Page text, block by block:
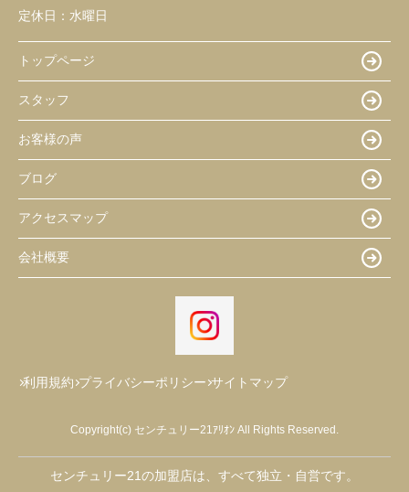
定休日： 水曜日
トップページ
スタッフ
お客様の声
ブログ
アクセスマップ
会社概要
利用規約 プライバシーポリシー サイトマップ
Copyright(c) センチュリー21ｱﾘｵﾝ All Rights Reserved.
センチュリー21の加盟店は、すべて独立・自営です。